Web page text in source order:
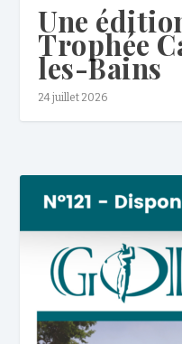
Une
Trophée
les-Bains
24 juillet 2026